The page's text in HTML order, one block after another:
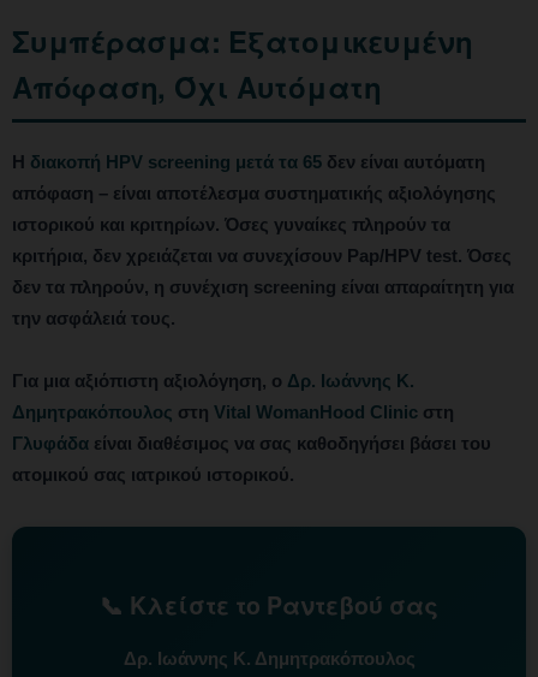
Συμπέρασμα: Εξατομικευμένη
Απόφαση, Όχι Αυτόματη
Η διακοπή HPV screening μετά τα 65 δεν είναι αυτόματη
απόφαση – είναι αποτέλεσμα συστηματικής αξιολόγησης
ιστορικού και κριτηρίων. Όσες γυναίκες πληρούν τα
κριτήρια, δεν χρειάζεται να συνεχίσουν Pap/HPV test. Όσες
δεν τα πληρούν, η συνέχιση screening είναι απαραίτητη για
την ασφάλειά τους.
Για μια αξιόπιστη αξιολόγηση, ο Δρ. Ιωάννης Κ.
Δημητρακόπουλος στη Vital WomanHood Clinic στη
Γλυφάδα είναι διαθέσιμος να σας καθοδηγήσει βάσει του
ατομικού σας ιατρικού ιστορικού.
📞 Κλείστε το Ραντεβού σας
Δρ. Ιωάννης Κ. Δημητρακόπουλος